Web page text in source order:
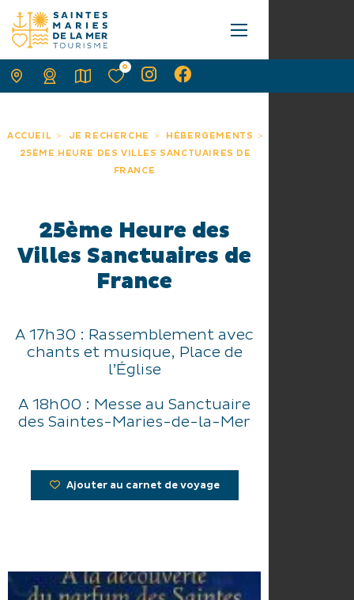
ACCUEIL JE RECHERCHE
HÉBERGEMENTS
25ÈME HEURE DES VILLES SANCTUAIRES DE
FRANCE
25ème Heure des
Villes Sanctuaires de
France
A 17h30 : Rassemblement avec
chants et musique, Place de
l’Église
A 18h00 : Messe au Sanctuaire
des Saintes-Maries-de-la-Mer
Ajouter au carnet de voyage
0